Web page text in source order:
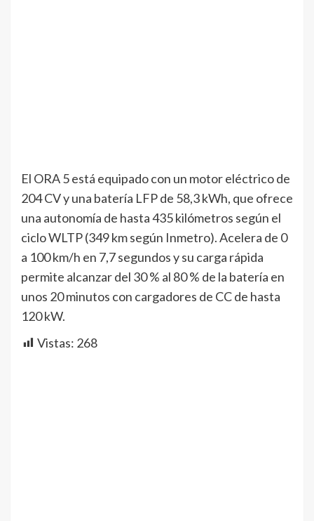
El ORA 5 está equipado con un motor eléctrico de
204 CV y una batería LFP de 58,3 kWh, que ofrece
una autonomía de hasta 435 kilómetros según el
ciclo WLTP (349 km según Inmetro). Acelera de 0
a 100 km/h en 7,7 segundos y su carga rápida
permite alcanzar del 30 % al 80 % de la batería en
unos 20 minutos con cargadores de CC de hasta
120 kW.
Vistas: 268